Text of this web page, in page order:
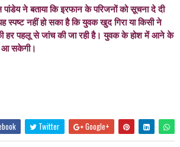
पांडेय ने बताया कि इरफान के परिजनों को सूचना दे दी
स्पष्ट नहीं हो सका है कि युवक खुद गिरा या किसी ने
हर पहलू से जांच की जा रही है। युवक के होश में आने के
आ सकेगी।
Twitter Google+